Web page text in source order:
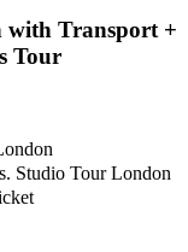
with Transport +
Tour
Studio Tour London